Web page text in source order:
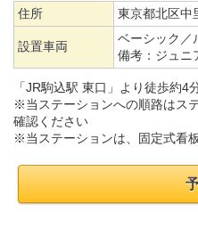
住所 東京都北区中
設置車両
ベーシック／
備考： ジュニ
「JR駒込駅 東口」より徒歩約4
※当ステーションへの順路はス
確認ください
※当ステーションは、固定式看